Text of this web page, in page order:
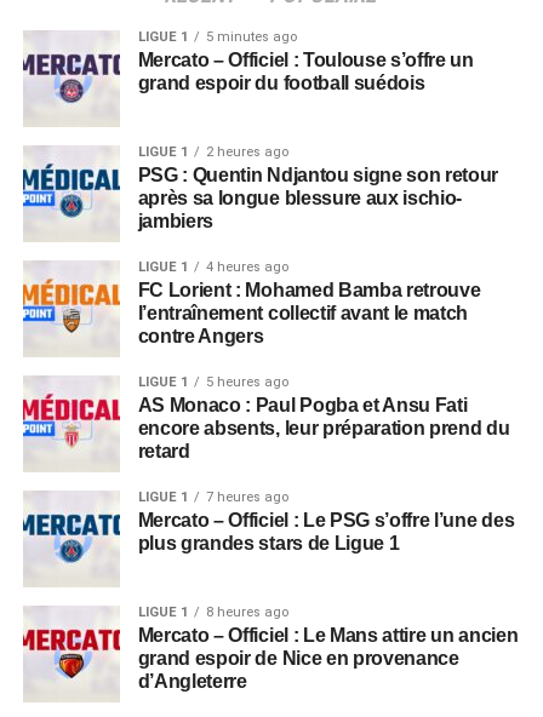
LIGUE 1 5 minutes ago
Mercato – Officiel : Toulouse s’offre un
grand espoir du football suédois
LIGUE 1 2 heures ago
PSG : Quentin Ndjantou signe son retour
après sa longue blessure aux ischio-
jambiers
LIGUE 1 4 heures ago
FC Lorient : Mohamed Bamba retrouve
l’entraînement collectif avant le match
contre Angers
LIGUE 1 5 heures ago
AS Monaco : Paul Pogba et Ansu Fati
encore absents, leur préparation prend du
retard
LIGUE 1 7 heures ago
Mercato – Officiel : Le PSG s’offre l’une des
plus grandes stars de Ligue 1
LIGUE 1 8 heures ago
Mercato – Officiel : Le Mans attire un ancien
grand espoir de Nice en provenance
d’Angleterre